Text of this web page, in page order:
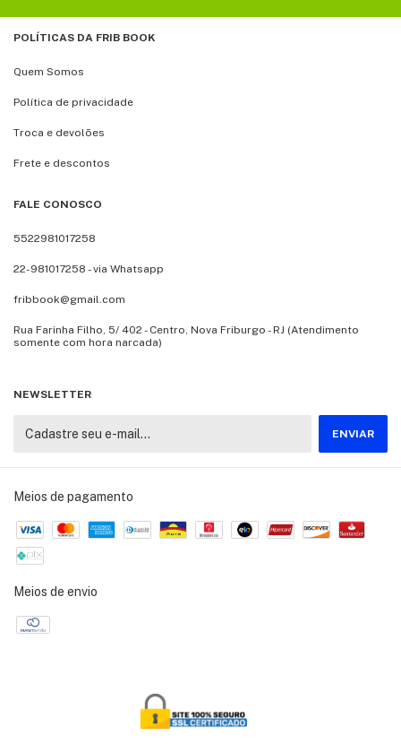
POLÍTICAS DA FRIB BOOK
Quem Somos
Política de privacidade
Troca e devolões
Frete e descontos
FALE CONOSCO
5522981017258
22-981017258 - via Whatsapp
fribbook@gmail.com
Rua Farinha Filho, 5/ 402 - Centro, Nova Friburgo - RJ (Atendimento
somente com hora narcada)
NEWSLETTER
Meios de pagamento
Meios de envio